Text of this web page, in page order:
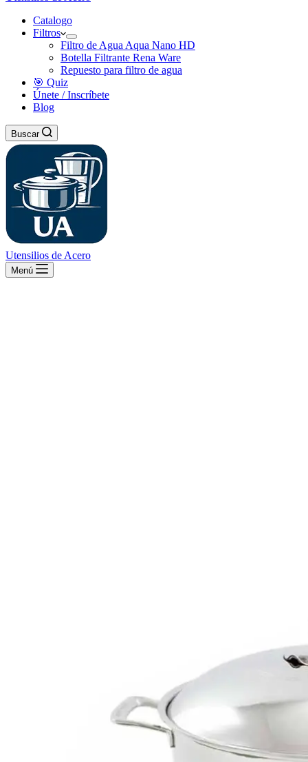
Catalogo
Filtros
Filtro de Agua Aqua Nano HD
Botella Filtrante Rena Ware
Repuesto para filtro de agua
🎯 Quiz
Únete / Inscríbete
Blog
Buscar
Utensilios de Acero
Menú